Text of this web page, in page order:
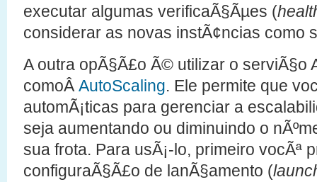
executar algumas verificaÃ§Ãµes (
considerar as novas instÃ¢ncias como
A outra opÃ§Ã£o Ã© utilizar o serviÃ§o
comoÂ AutoScaling. Ele permite que
automÃ¡ticas para gerenciar a
seja aumentando ou diminuindo o
sua frota. Para usÃ¡-lo, primeiro vocÃª
configuraÃ§Ã£o de lanÃ§amento (